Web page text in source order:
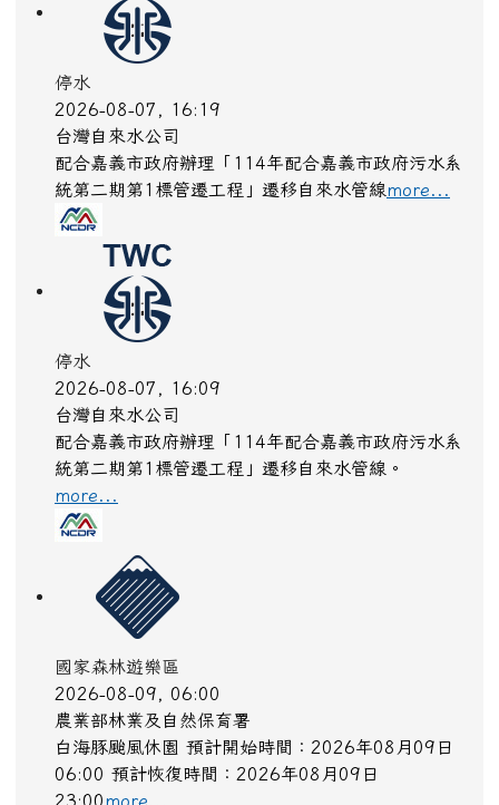
1標管遷工程」遷移自來水管線。
停水
2026-08-07, 16:20
台灣自來水公司
配合嘉義市政府辦理「114年配合嘉義市政府污水系
統第二期第1標管遷工程」遷移自來水管線。
more...
2026-08-07, 16:19
台灣自來水公司
配合嘉義市政府辦理「114年配合嘉義市政府污水系
統第二期第1標管遷工程」遷移自來水管線
停水
2026-08-07, 16:09